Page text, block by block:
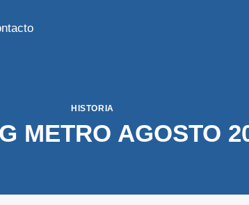
HISTORIA
METRO AGOSTO